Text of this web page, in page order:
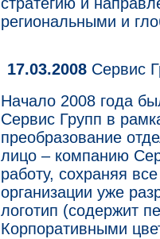
региональными и
17.03.2008 Сервис
Начало 2008 года
Сервис Групп в
преобразование
лицо – компанию
работу, сохраняя
организации уже
логотип (содержит
Корпоративными